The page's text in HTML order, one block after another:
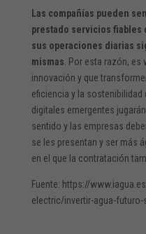
Las compañías pueden
prestado servicios fiables
sus operaciones diarias
mismas . Por esta razón,
innovación y que
eficiencia y la
digitales emergentes
sentido y las empresas
se les presentan y ser más
en el que la contratación
Fuente: https://
electric/invertir-agua-